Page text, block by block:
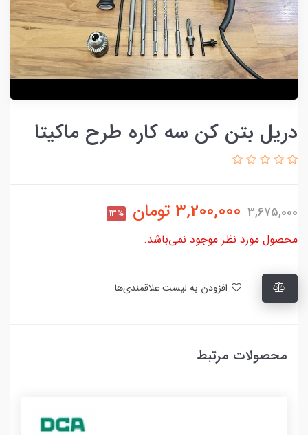
دریل بتن کن سه کاره طرح ماکیتا
3,675,000
3,200,000 تومان 13%
محصول مورد نظر موجود نمی‌باشد.
محصولات مرتبط